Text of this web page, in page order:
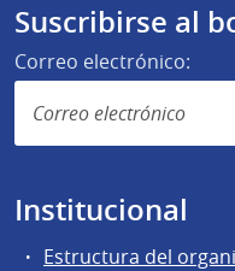
Suscribirse al
Correo electrónico:
Institucional
Estructura del